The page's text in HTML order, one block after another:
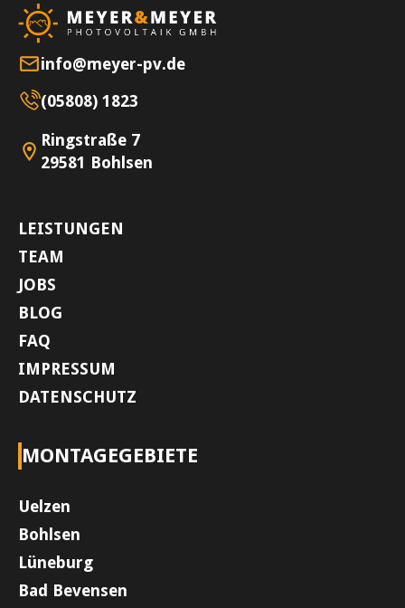
info@meyer-pv.de
(05808) 1823
Ringstraße 7
29581 Bohlsen
LEISTUNGEN
TEAM
JOBS
BLOG
FAQ
IMPRESSUM
DATENSCHUTZ
MONTAGEGEBIETE
Uelzen
Bohlsen
Lüneburg
Bad Bevensen